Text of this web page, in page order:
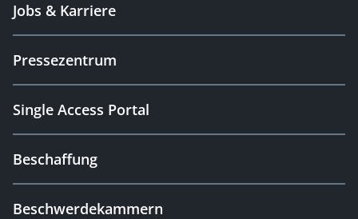
Jobs & Karriere
Pressezentrum
Single Access Portal
Beschaffung
Beschwerdekammern